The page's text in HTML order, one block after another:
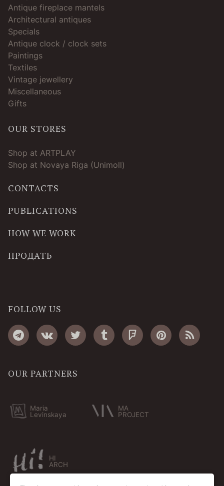
Antique fireplace mantels
Architectural antiques
Specials
Antique clock / clock sets
Paintings
Textiles
Vintage jewellery
Miscellaneous
Gifts
OUR STORES
Shop at ARTPLAY
Shop at Novaya Riga (Unimoll)
CONTACTS
PUBLICATIONS
HOW WE WORK
ПРОДАТЬ
FOLLOW US
OUR PARTNERS
Maria
Levinskaya
MA
PROJECT
HI
ARCH